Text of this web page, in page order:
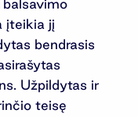
įteikia jį
bendrasis
Užpildytas ir
teisę